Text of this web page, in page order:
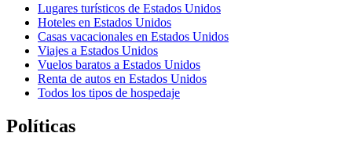
Lugares turísticos de Estados Unidos
Hoteles en Estados Unidos
Casas vacacionales en Estados Unidos
Viajes a Estados Unidos
Vuelos baratos a Estados Unidos
Renta de autos en Estados Unidos
Todos los tipos de hospedaje
Políticas